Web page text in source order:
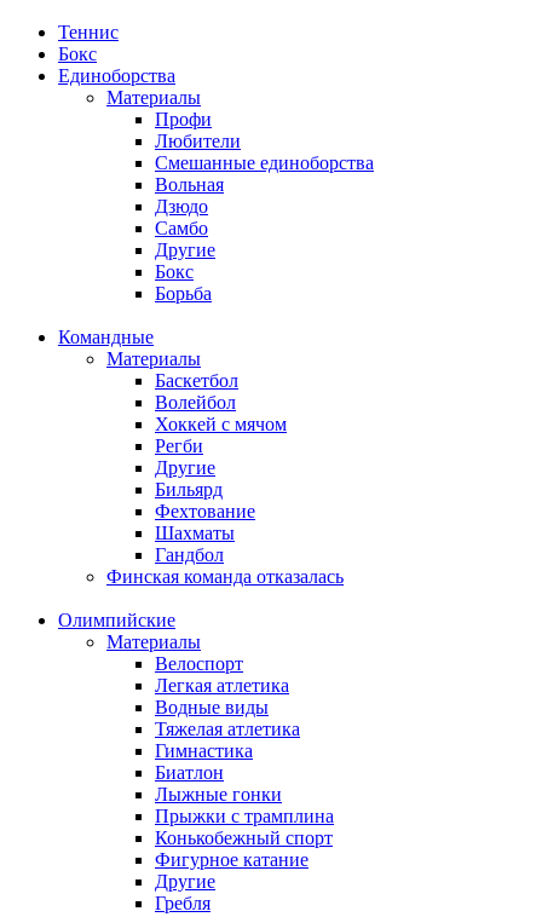
Теннис
Бокс
Единоборства
Материалы
Профи
Любители
Смешанные единоборства
Вольная
Дзюдо
Самбо
Другие
Бокс
Борьба
Командные
Материалы
Баскетбол
Волейбол
Хоккей с мячом
Регби
Другие
Бильярд
Фехтование
Шахматы
Гандбол
Финская команда отказалась
Олимпийские
Материалы
Велоспорт
Легкая атлетика
Водные виды
Тяжелая атлетика
Гимнастика
Биатлон
Лыжные гонки
Прыжки с трамплина
Конькобежный спорт
Фигурное катание
Другие
Гребля